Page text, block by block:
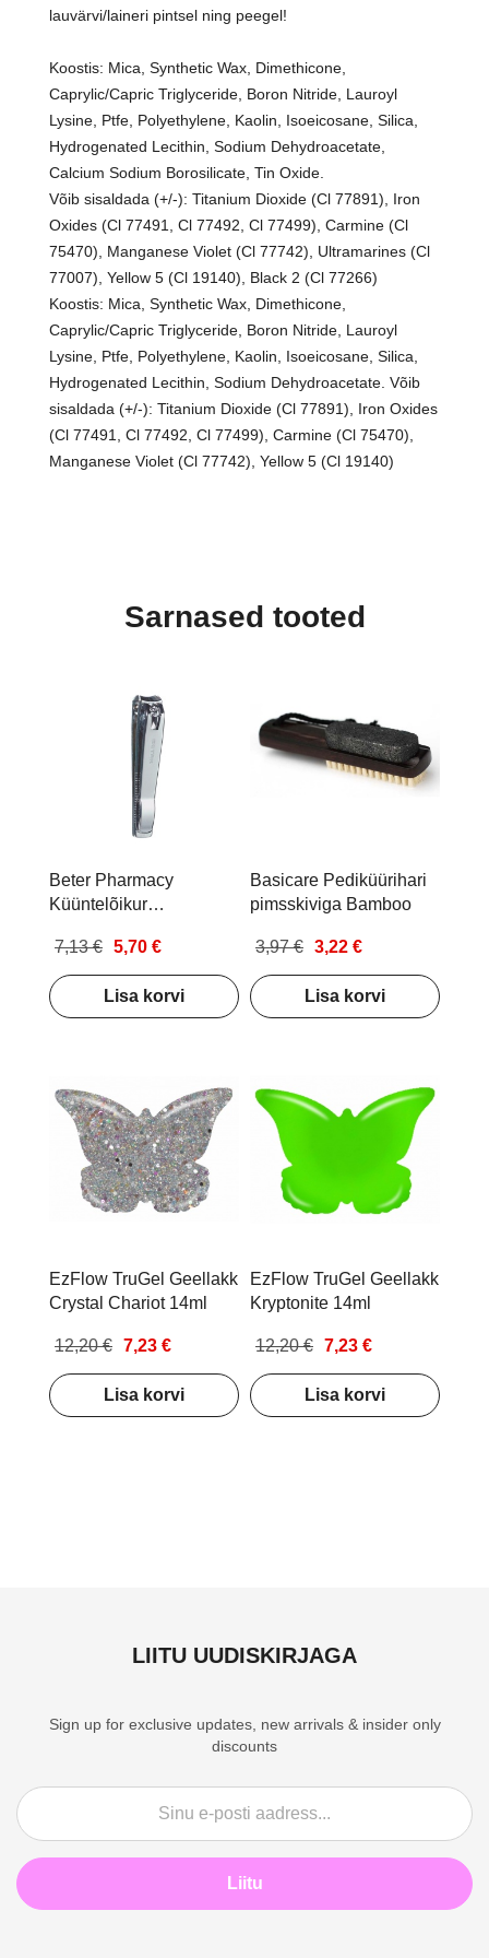
lauvärvi/laineri pintsel ning peegel!
Koostis: Mica, Synthetic Wax, Dimethicone,
Caprylic/Capric Triglyceride, Boron Nitride, Lauroyl
Lysine, Ptfe, Polyethylene, Kaolin, Isoeicosane, Silica,
Hydrogenated Lecithin, Sodium Dehydroacetate,
Calcium Sodium Borosilicate, Tin Oxide.
Võib sisaldada (+/-): Titanium Dioxide (Cl 77891), Iron
Oxides (Cl 77491, Cl 77492, Cl 77499), Carmine (Cl
75470), Manganese Violet (Cl 77742), Ultramarines (Cl
77007), Yellow 5 (Cl 19140), Black 2 (Cl 77266)
Koostis: Mica, Synthetic Wax, Dimethicone,
Caprylic/Capric Triglyceride, Boron Nitride, Lauroyl
Lysine, Ptfe, Polyethylene, Kaolin, Isoeicosane, Silica,
Hydrogenated Lecithin, Sodium Dehydroacetate. Võib
sisaldada (+/-): Titanium Dioxide (Cl 77891), Iron Oxides
(Cl 77491, Cl 77492, Cl 77499), Carmine (Cl 75470),
Manganese Violet (Cl 77742), Yellow 5 (Cl 19140)
Sarnased tooted
Beter Pharmacy
Küüntelõikur
7,13 € 5,70 €
Lisa korvi
Basicare Pediküürihari
pimsskiviga Bamboo
3,97 € 3,22 €
Lisa korvi
EzFlow TruGel Geellakk
Crystal Chariot 14ml
12,20 € 7,23 €
Lisa korvi
EzFlow TruGel Geellakk
Kryptonite 14ml
12,20 € 7,23 €
Lisa korvi
LIITU UUDISKIRJAGA
Sign up for exclusive updates, new arrivals & insider only
discounts
Liitu